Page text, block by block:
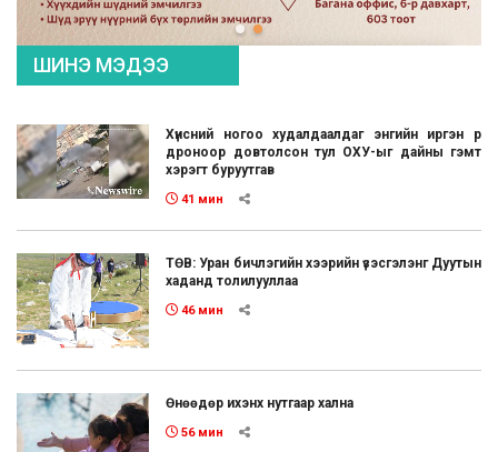
ШИНЭ МЭДЭЭ
Хүнсний ногоо худалдаалдаг энгийн иргэн рүү
дроноор довтолсон тул ОХУ-ыг дайны гэмт
хэрэгт буруутгав
41 мин
ТӨВ: Уран бичлэгийн хээрийн үзэсгэлэнг Дуутын
хаданд толилууллаа
46 мин
Өнөөдөр ихэнх нутгаар хална
56 мин